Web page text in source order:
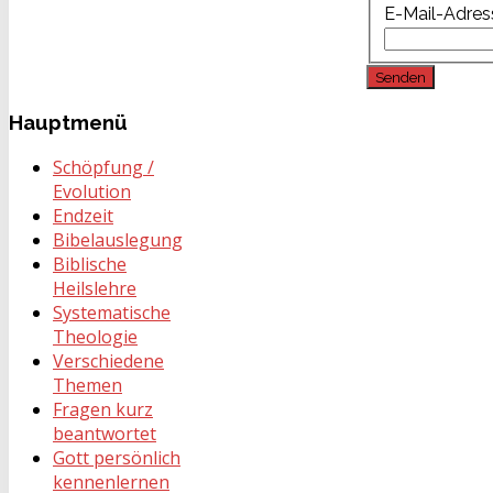
E-Mail-
Senden
Hauptmenü
Schöpfung /
Evolution
Endzeit
Bibelauslegung
Biblische
Heilslehre
Systematische
Theologie
Verschiedene
Themen
Fragen kurz
beantwortet
Gott persönlich
kennenlernen